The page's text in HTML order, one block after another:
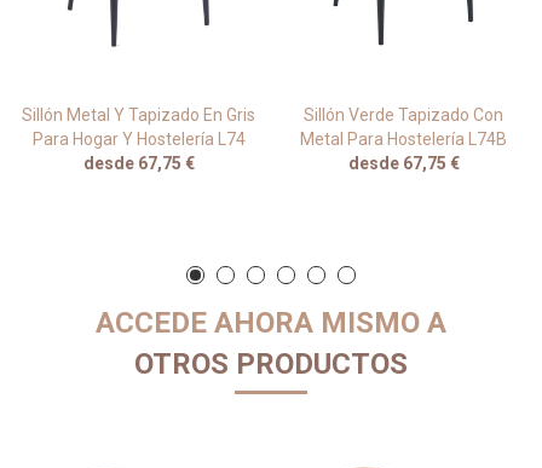
Sillón Metal Y Tapizado En Gris
Para Hogar Y Hostelería L74
desde 67,75 €
Sillón Verde Tapizado Con
Metal Para Hostelería L74B
desde 67,75 €
ACCEDE AHORA MISMO A
OTROS PRODUCTOS